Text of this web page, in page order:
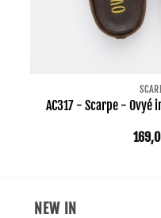
AC317 - Scarpe - Ovyé
NEW IN